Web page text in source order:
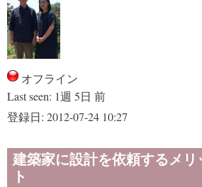
オフライン
Last seen: 1週 5日 前
登録日: 2012-07-24 10:27
建築家に設計を依頼するメリ
ト